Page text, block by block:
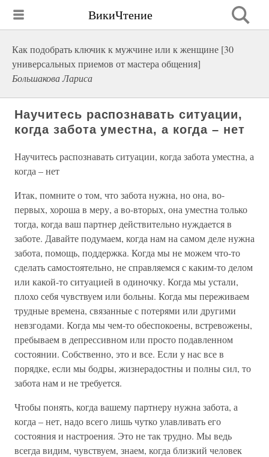
ВикиЧтение
Как подобрать ключик к мужчине или к женщине [30
универсальных приемов от мастера общения]
Большакова Лариса
Научитесь распознавать ситуации,
когда забота уместна, а когда – нет
Научитесь распознавать ситуации, когда забота уместна, а
когда – нет
Итак, помните о том, что забота нужна, но она, во-
первых, хороша в меру, а во-вторых, она уместна только
тогда, когда ваш партнер действительно нуждается в
заботе. Давайте подумаем, когда нам на самом деле нужна
забота, помощь, поддержка. Когда мы не можем что-то
сделать самостоятельно, не справляемся с каким-то делом
или какой-то ситуацией в одиночку. Когда мы устали,
плохо себя чувствуем или больны. Когда мы переживаем
трудные времена, связанные с потерями или другими
невзгодами. Когда мы чем-то обеспокоены, встревожены,
пребываем в депрессивном или просто подавленном
состоянии. Собственно, это и все. Если у нас все в
порядке, если мы бодры, жизнерадостны и полны сил, то
забота нам и не требуется.
Чтобы понять, когда вашему партнеру нужна забота, а
когда – нет, надо всего лишь чутко улавливать его
состояния и настроения. Это не так трудно. Мы ведь
всегда видим, чувствуем, знаем, когда близкий человек